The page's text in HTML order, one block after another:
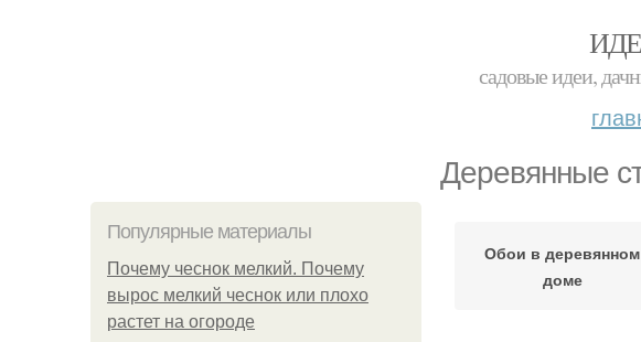
садовые идеи,
Деревянные
Популярные материалы
Почему чеснок мелкий. Почему
вырос мелкий чеснок или плохо
растет на огороде
Обои в деревянном
доме